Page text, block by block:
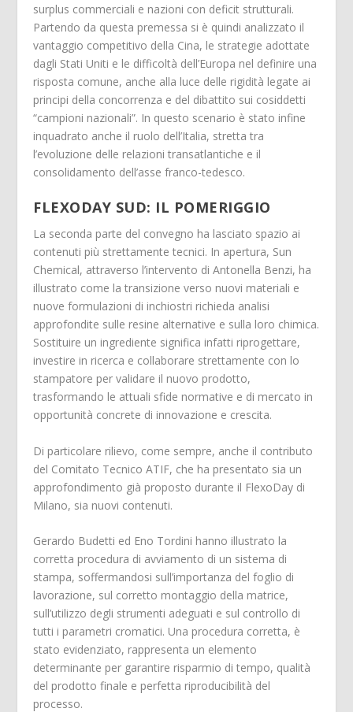
surplus commerciali e nazioni con deficit strutturali.
Partendo da questa premessa si è quindi analizzato il
vantaggio competitivo della Cina, le strategie adottate
dagli Stati Uniti e le difficoltà dell’Europa nel definire una
risposta comune, anche alla luce delle rigidità legate ai
principi della concorrenza e del dibattito sui cosiddetti
“campioni nazionali”. In questo scenario è stato infine
inquadrato anche il ruolo dell’Italia, stretta tra
l’evoluzione delle relazioni transatlantiche e il
consolidamento dell’asse franco-tedesco.
FLEXODAY SUD: IL POMERIGGIO
La seconda parte del convegno ha lasciato spazio ai
contenuti più strettamente tecnici. In apertura, Sun
Chemical, attraverso l’intervento di Antonella Benzi, ha
illustrato come la transizione verso nuovi materiali e
nuove formulazioni di inchiostri richieda analisi
approfondite sulle resine alternative e sulla loro chimica.
Sostituire un ingrediente significa infatti riprogettare,
investire in ricerca e collaborare strettamente con lo
stampatore per validare il nuovo prodotto,
trasformando le attuali sfide normative e di mercato in
opportunità concrete di innovazione e crescita.
Di particolare rilievo, come sempre, anche il contributo
del Comitato Tecnico ATIF, che ha presentato sia un
approfondimento già proposto durante il FlexoDay di
Milano, sia nuovi contenuti.
Gerardo Budetti ed Eno Tordini hanno illustrato la
corretta procedura di avviamento di un sistema di
stampa, soffermandosi sull’importanza del foglio di
lavorazione, sul corretto montaggio della matrice,
sull’utilizzo degli strumenti adeguati e sul controllo di
tutti i parametri cromatici. Una procedura corretta, è
stato evidenziato, rappresenta un elemento
determinante per garantire risparmio di tempo, qualità
del prodotto finale e perfetta riproducibilità del
processo.